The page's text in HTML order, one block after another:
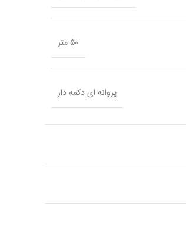
50 متر
پروانه ای دکمه دار